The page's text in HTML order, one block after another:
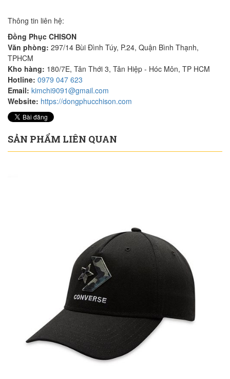
Thông tin liên hệ:
Đồng Phục CHISON
Văn phòng: 297/14 Bùi Đình Túy, P.24, Quận Bình Thạnh,
TPHCM
Kho hàng: 180/7E, Tân Thới 3, Tân Hiệp - Hóc Môn, TP HCM
Hotline: 0979 047 623
Email: kimchi9091@gmail.com
Website: https://dongphucchison.com
SẢN PHẨM LIÊN QUAN